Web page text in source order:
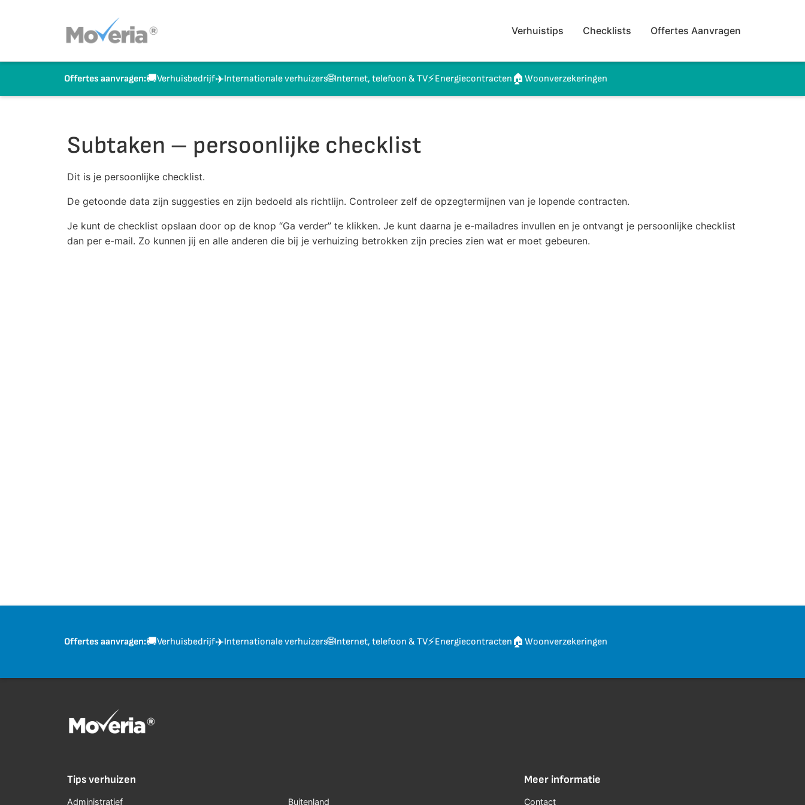
Verhuistips Checklists Offertes Aanvragen
Offertes aanvragen:🚚Verhuisbedrijf✈️Internationale verhuizers🌐Internet, telefoon & TV⚡Energiecontracten 🏠 Woonverzekeringen
Subtaken – persoonlijke checklist
Dit is je persoonlijke checklist.
De getoonde data zijn suggesties en zijn bedoeld als richtlijn. Controleer zelf de opzegtermijnen van je lopende contracten.
Je kunt de checklist opslaan door op de knop “Ga verder” te klikken. Je kunt daarna je e-mailadres invullen en je ontvangt je persoonlijke checklist
dan per e-mail. Zo kunnen jij en alle anderen die bij je verhuizing betrokken zijn precies zien wat er moet gebeuren.
Offertes aanvragen:🚚Verhuisbedrijf✈️Internationale verhuizers🌐Internet, telefoon & TV⚡Energiecontracten 🏠 Woonverzekeringen
Tips verhuizen
Administratief Buitenland
Meer informatie
Contact